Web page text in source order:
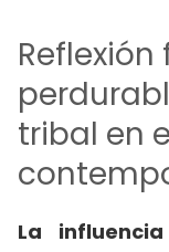
Reflexión
tribal en
La